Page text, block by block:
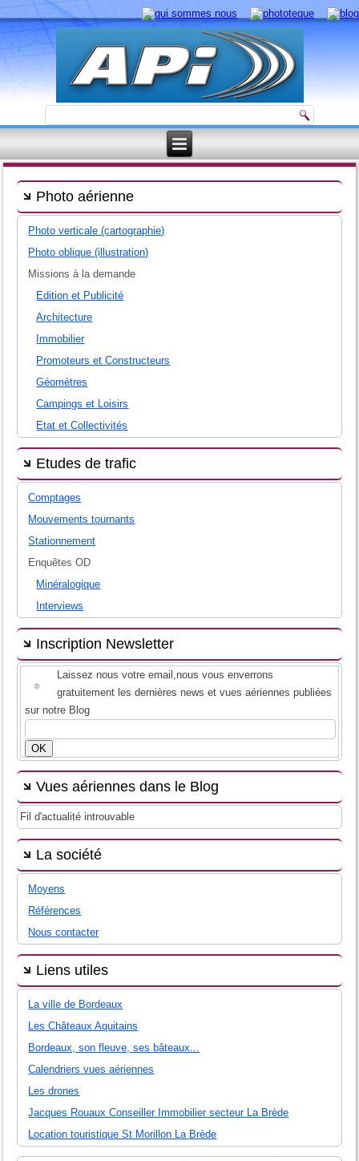
Photo aérienne
Photo verticale (cartographie)
Photo oblique (illustration)
Missions à la demande
Edition et Publicité
Architecture
Immobilier
Promoteurs et Constructeurs
Géomètres
Campings et Loisirs
Etat et Collectivités
Etudes de trafic
Comptages
Mouvements tournants
Stationnement
Enquêtes OD
Minéralogique
Interviews
Inscription Newsletter
Laissez nous votre email,nous vous enverrons
gratuitement les dernières news et vues aériennes publiées
sur notre Blog
Vues aériennes dans le Blog
Fil d'actualité introuvable
La société
Moyens
Références
Nous contacter
Liens utiles
La ville de Bordeaux
Les Châteaux Aquitains
Bordeaux, son fleuve, ses bâteaux...
Calendriers vues aériennes
Les drones
Jacques Rouaux Conseiller Immobilier secteur La Brède
Location touristique St Morillon La Brède